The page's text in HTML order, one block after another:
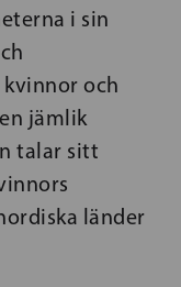
i sin
och
jämlik
talar sitt
länder